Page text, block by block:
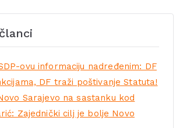
ovu informaciju nadređenim: DF
DF traži poštivanje Statuta!
Sarajevo na sastanku kod
Zajednički cilj je bolje Novo